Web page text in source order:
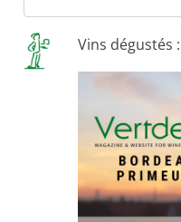
Vins dégustés